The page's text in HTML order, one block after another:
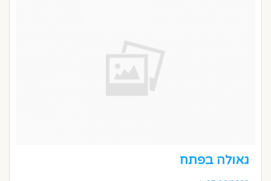
גאולה בפתח